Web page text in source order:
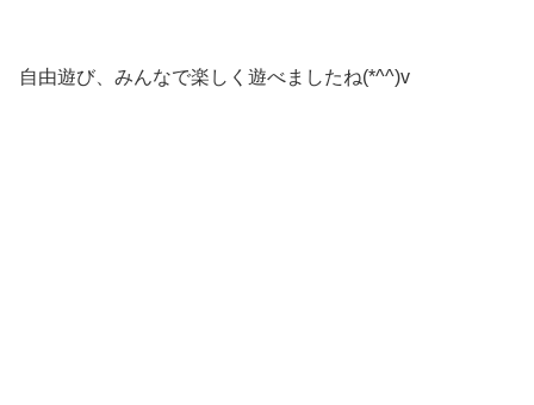
自由遊び、みんなで楽しく遊べましたね(*^^)v